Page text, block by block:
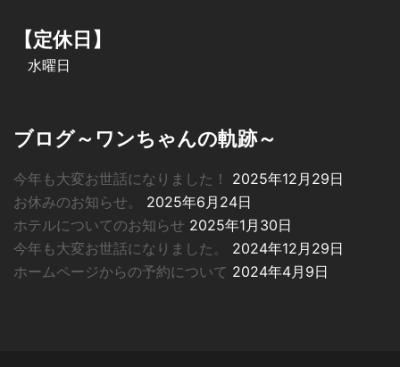
【定休日】
水曜日
ブログ～ワンちゃんの軌跡～
今年も大変お世話になりました！
2025年12月29日
お休みのお知らせ。
2025年6月24日
ホテルについてのお知らせ 2025年1月30日
今年も大変お世話になりました。
2024年12月29日
ホームページからの予約について 2024年4月9日